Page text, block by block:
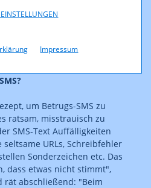
Impressum
gefälscht ist. Daher
macht.
um Betrugs-SMS zu
ratsam, misstrauisch zu
SMS-Text Auffälligkeiten
URLs, Schreibfehler
Sonderzeichen etc. Das
dass etwas nicht stimmt",
abschließend: "Beim